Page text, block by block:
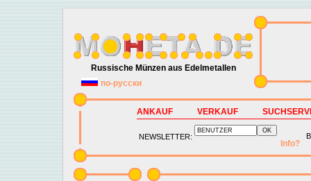
Russische Münzen aus Edelmetallen
по-русски
ANKAUF VERKAUF
NEWSLETTER:
Info?